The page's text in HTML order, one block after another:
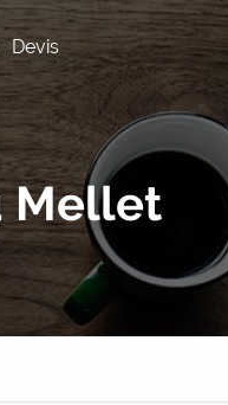
utilisateur
Devis
Mellet